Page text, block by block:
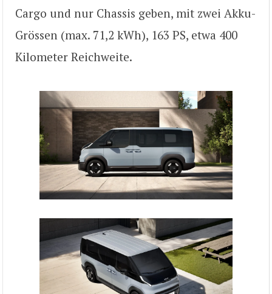
Cargo und nur Chassis geben, mit zwei Akku-
Grössen (max. 71,2 kWh), 163 PS, etwa 400
Kilometer Reichweite.